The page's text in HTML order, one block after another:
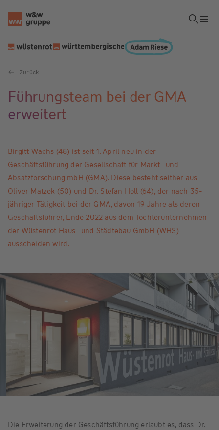
Zurück
Führungsteam bei der GMA
erweitert
Birgitt Wachs (48) ist seit 1. April neu in der
Geschäftsführung der Gesellschaft für Markt- und
Absatzforschung mbH (GMA). Diese besteht seither aus
Oliver Matzek (50) und Dr. Stefan Holl (64), der nach 35-
jähriger Tätigkeit bei der GMA, davon 19 Jahre als deren
Geschäftsführer, Ende 2022 aus dem Tochterunternehmen
der Wüstenrot Haus- und Städtebau GmbH (WHS)
ausscheiden wird.
Die Erweiterung der Geschäftsführung erlaubt es, dass Dr.